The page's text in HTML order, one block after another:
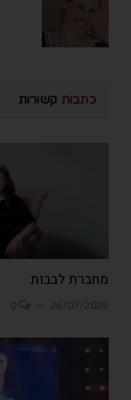
כתבות קשורות
מחברת לבבות